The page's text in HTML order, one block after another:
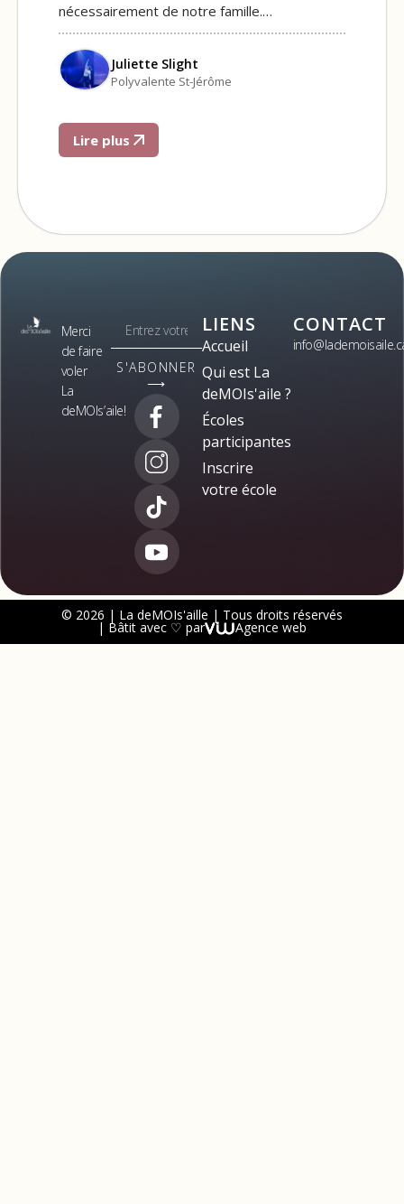
nécessairement de notre famille.…
Juliette Slight
Polyvalente St-Jérôme
Lire plus
Merci
de faire
voler
La
deMOIs’aile!
S'ABONNER
⟶
LIENS
Accueil
Qui est La
deMOIs'aile ?
Écoles
participantes
Inscrire
votre école
CONTACT
© 2026 | La deMOIs'aille | Tous droits réservés
| Bâtit avec ♡ par Agence web